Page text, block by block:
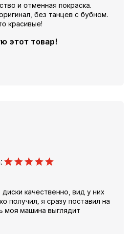
и отменная покраска.
без танцев с бубном.
красивые!
этот товар!
качественно, вид у них
получил, я сразу поставил на
моя машина выглядит